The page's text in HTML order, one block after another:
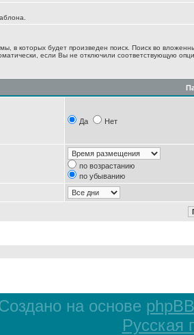
в которых будет произведен поиск. Поиск во
если Вы не отключили соответствующую
Да Нет
по возрастанию
по убыванию
на основе phpBB
Русская